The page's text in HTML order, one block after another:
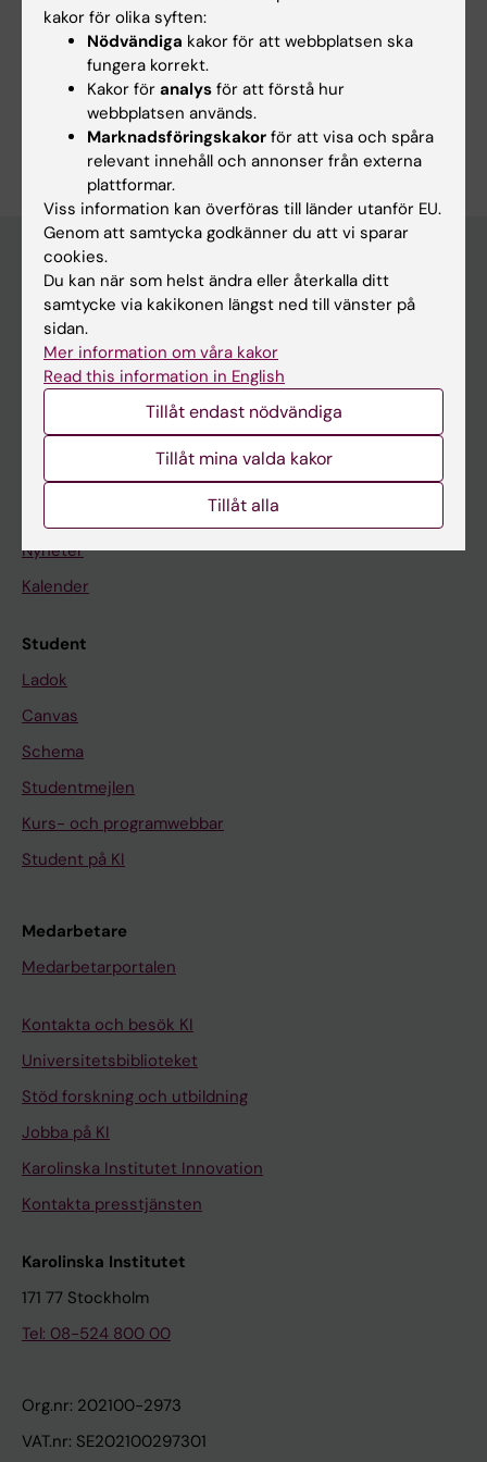
Onkologiskt Tidskrift
MSD Interview
Forskningsområden:
Cancer och onkologi
Är du Marcus Skribek?
Redigera din profil
Huvudmeny
Utbildning
Forskarutbildning
Om KI
Nyheter
Kalender
Student
Ladok
Canvas
Schema
Studentmejlen
Kurs- och programwebbar
Student på KI
Medarbetare
Medarbetarportalen
Kontakta och besök KI
Universitetsbiblioteket
Stöd forskning och utbildning
Jobba på KI
Karolinska Institutet Innovation
Kontakta presstjänsten
Karolinska Institutet
171 77 Stockholm
Tel: 08-524 800 00
Org.nr: 202100-2973
VAT.nr: SE202100297301
kakor för olika syften:
Nödvändiga kakor för att webbplatsen ska
fungera korrekt.
Kakor för analys för att förstå hur
webbplatsen används.
Marknadsföringskakor för att visa och spåra
relevant innehåll och annonser från externa
plattformar.
Viss information kan överföras till länder utanför EU.
Genom att samtycka godkänner du att vi sparar
cookies.
Du kan när som helst ändra eller återkalla ditt
samtycke via kakikonen längst ned till vänster på
sidan.
Mer information om våra kakor
Read this information in English
Tillåt endast nödvändiga
Tillåt mina valda kakor
Tillåt alla